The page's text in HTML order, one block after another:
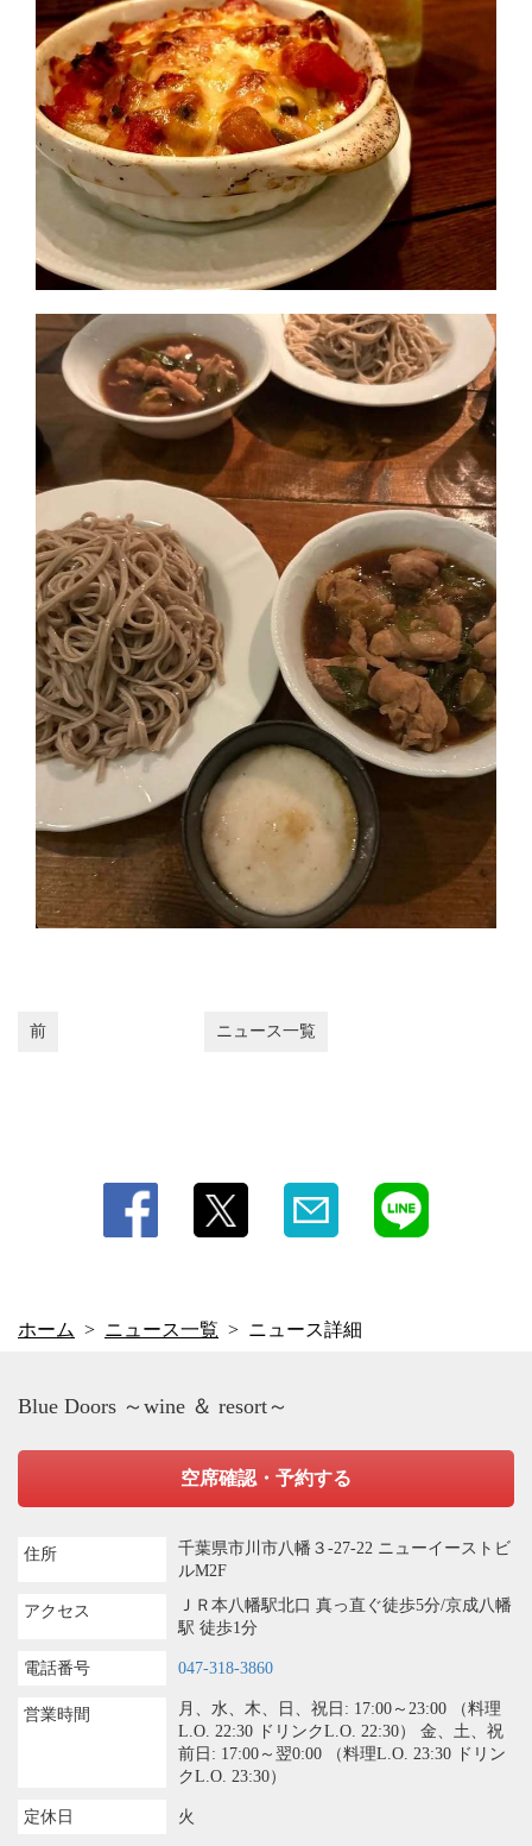
前 ニュース一覧
ホーム ニュース一覧 ニュース詳細
この店舗情報をシェアする
新しいスタッフ募集中 | Blue Doors ～wine ＆ resort～
千葉県市川市八幡３-27-22 ニューイーストビルM2F
https://bluedoors-motoyawata.owst.jp/blogs/3456449
お店情報をコピー
閉じる
Blue Doors ～wine ＆ resort～
空席確認・予約する
住所
千葉県市川市八幡３-27-22 ニューイーストビ
ルM2F
アクセス
ＪＲ本八幡駅北口 真っ直ぐ徒歩5分/京成八幡
駅 徒歩1分
電話番号 047-318-3860
営業時間
月、水、木、日、祝日: 17:00～23:00 （料理
L.O. 22:30 ドリンクL.O. 22:30） 金、土、祝
前日: 17:00～翌0:00 （料理L.O. 23:30 ドリン
クL.O. 23:30）
定休日 火